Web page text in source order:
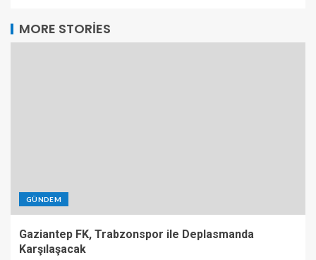
MORE STORIES
GÜNDEM
Gaziantep FK, Trabzonspor ile Deplasmanda
Karşılaşacak